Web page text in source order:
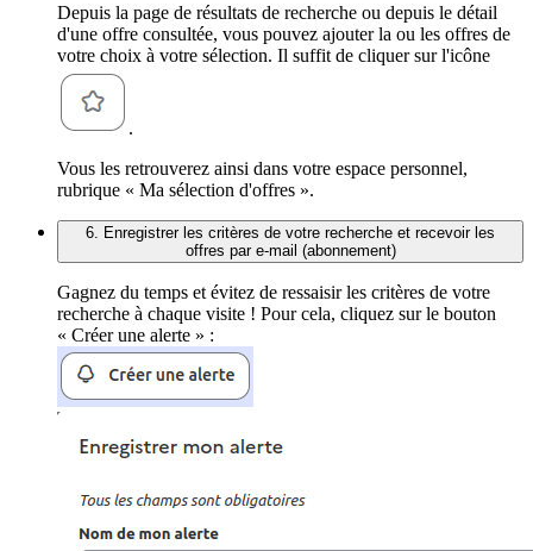
Depuis la page de résultats de recherche ou depuis le détail
d'une offre consultée, vous pouvez ajouter la ou les offres de
votre choix à votre sélection. Il suffit de cliquer sur l'icône
.
Vous les retrouverez ainsi dans votre espace personnel,
rubrique « Ma sélection d'offres ».
6. Enregistrer les critères de votre recherche et recevoir les
offres par e-mail (abonnement)
Gagnez du temps et évitez de ressaisir les critères de votre
recherche à chaque visite ! Pour cela, cliquez sur le bouton
« Créer une alerte » :